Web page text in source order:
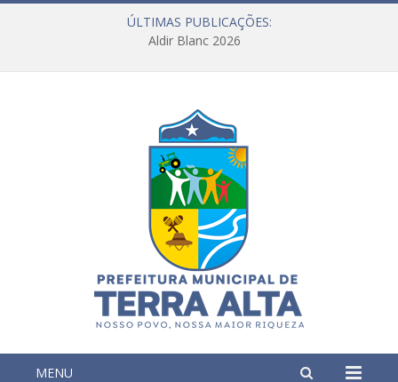
ÚLTIMAS PUBLICAÇÕES:
Aldir Blanc 2026
MENU